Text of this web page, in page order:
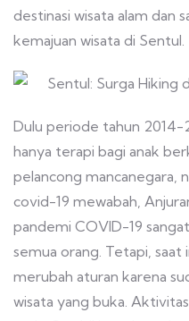
destinasi wisata alam dan
kemajuan wisata di Sentul.
Dulu periode tahun 2014-
hanya terapi bagi anak
pelancong mancanegara,
covid-19 mewabah,
pandemi COVID-19
semua orang. Tetapi,
merubah aturan karena
wisata yang buka.